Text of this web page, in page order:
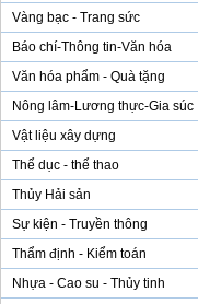
Vàng bạc - Trang sức
Báo chí-Thông tin-Văn hóa
Văn hóa phẩm - Quà tặng
Nông lâm-Lương thực-Gia súc
Vật liệu xây dựng
Thể dục - thể thao
Thủy Hải sản
Sự kiện - Truyền thông
Thẩm định - Kiểm toán
Nhựa - Cao su - Thủy tinh